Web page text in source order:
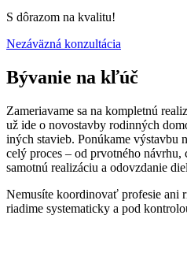
S dôrazom na kvalitu!
Nezáväzná konzultácia
Bývanie na kľúč
Zameriavame sa na kompletnú
už ide o novostavby rodinných
iných stavieb. Ponúkame výstavbu
celý proces – od prvotného
samotnú realizáciu a odovzdanie
Nemusíte koordinovať profesie ani
riadime systematicky a pod